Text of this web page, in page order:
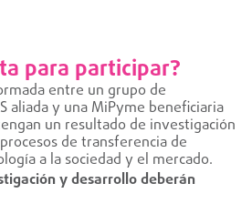
para participar?
entre un grupo de
aliada y una MiPyme beneficiaria
un resultado de investigación
de transferencia de
a la sociedad y el mercado.
y desarrollo deberán